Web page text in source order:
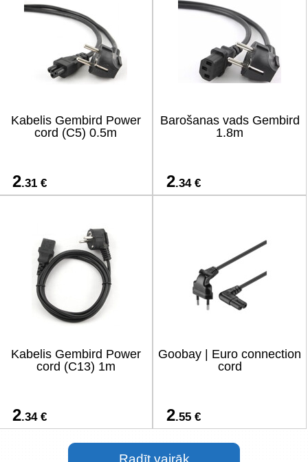
Kabelis Gembird Power
cord (C5) 0.5m
2.31 €
Barošanas vads Gembird
1.8m
2.34 €
Kabelis Gembird Power
cord (C13) 1m
2.34 €
Goobay | Euro connection
cord
2.55 €